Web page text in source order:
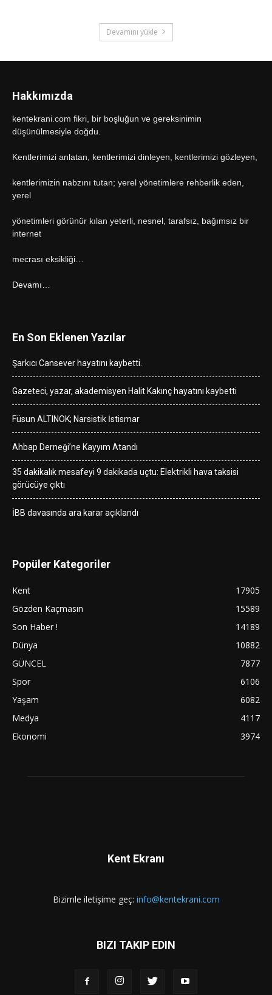
Devamını yükle
Hakkımızda
kentekrani.com fikri, bir boşluğun ve gereksinimin
düşünülmesiyle doğdu.
Kentlerimizi anlatan, kentlerimizi dinleyen, kentlerimizi gözleyen,
kentlerimizin nabzını tutan; yerel yönetimlere rehberlik eden,
yerel
yönetimleri görünür kılan yeterli, nesnel, tarafsız, bağımsız bir
internet
mecrası eksikliği…
Devamı…
En Son Eklenen Yazılar
Şarkıcı Cansever hayatını kaybetti.
Gazeteci, yazar, akademisyen Halit Kakınç hayatını kaybetti
Füsun ALTINOK; Narsistik İstismar
Ahbap Derneği’ne Kayyım Atandı
35 dakikalık mesafeyi 9 dakikada uçtu: Elektrikli hava taksisi
görücüye çıktı
İBB davasında ara karar açıklandı
Popüler Kategoriler
Kent
17905
Gözden Kaçmasın
15589
Son Haber !
14189
Dünya
10882
GÜNCEL
7877
Spor
6106
Yaşam
6082
Medya
4117
Ekonomi
3974
Kent Ekranı
Bizimle iletişime geç: info@kentekrani.com
BIZI TAKIP EDIN